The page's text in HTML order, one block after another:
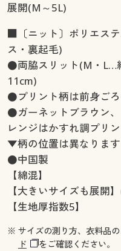
展開(M～5L)
■〔ニット〕ポリエス
ス・裏起毛)
●両脇スリット(M・L…
11cm)
●プリント柄は前身ご
●ガーネットブラウン
レンジはかすれ調プリ
▼柄の位置は異なります
●中国製
【綿混】
【大きいサイズも展開
【生地厚指数5】
※ サイズの測り方、衣料品
ド
をご確認ください。